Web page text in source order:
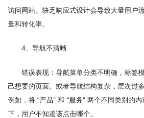
访问网站。缺乏响应式设计会导致大量用户
量和转化率。
4、导航不清晰
错误表现：导航菜单分类不明确，标签模
己想要的页面。或者导航结构复杂，层次过
例如，将 “产品” 和 “服务” 两个不同类别的
下，用户不知道该点击哪个。